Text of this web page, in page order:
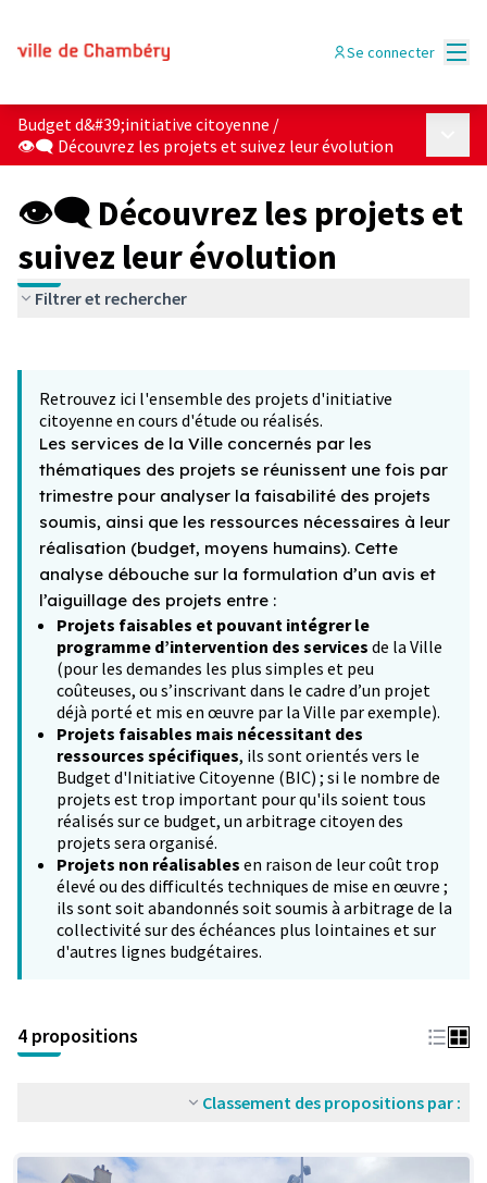
Se connecter
Budget d&#39;initiative citoyenne /
👁‍🗨 Découvrez les projets et suivez leur évolution
👁‍🗨 Découvrez les projets et
suivez leur évolution
Filtrer et rechercher
−
Retrouvez ici l'ensemble des projets d'initiative
citoyenne en cours d'étude ou réalisés.
Les services de la Ville concernés par les
thématiques des projets se réunissent une fois par
trimestre pour analyser la faisabilité des projets
soumis, ainsi que les ressources nécessaires à leur
réalisation (budget, moyens humains). Cette
analyse débouche sur la formulation d’un avis et
l’aiguillage des projets entre :
Projets faisables et pouvant intégrer le
programme d’intervention des services de la Ville
(pour les demandes les plus simples et peu
coûteuses, ou s’inscrivant dans le cadre d’un projet
déjà porté et mis en œuvre par la Ville par exemple).
Projets faisables mais nécessitant des
ressources spécifiques, ils sont orientés vers le
Budget d'Initiative Citoyenne (BIC) ; si le nombre de
projets est trop important pour qu'ils soient tous
réalisés sur ce budget, un arbitrage citoyen des
projets sera organisé.
Projets non réalisables en raison de leur coût trop
élevé ou des difficultés techniques de mise en œuvre ;
ils sont soit abandonnés soit soumis à arbitrage de la
collectivité sur des échéances plus lointaines et sur
d'autres lignes budgétaires.
4 propositions
Classement des propositions par :